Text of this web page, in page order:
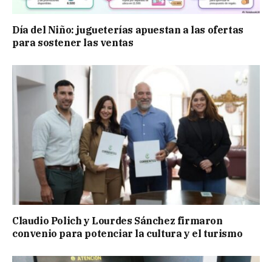
Día del Niño: jugueterías apuestan a las ofertas
para sostener las ventas
Claudio Polich y Lourdes Sánchez firmaron
convenio para potenciar la cultura y el turismo